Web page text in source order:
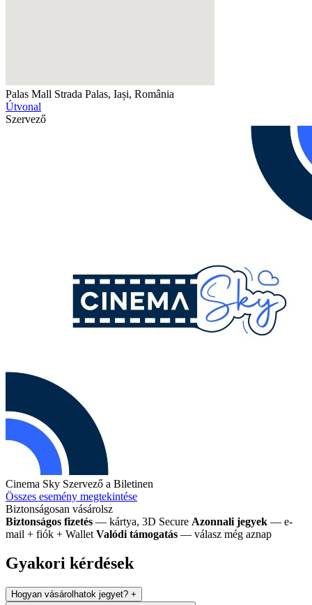
Palas Mall Strada Palas, Iași, România
Útvonal
Szervező
Cinema Sky Szervező a Biletinen
Összes esemény megtekintése
Biztonságosan vásárolsz
Biztonságos fizetés — kártya, 3D Secure Azonnali jegyek — e-
mail + fiók + Wallet Valódi támogatás — válasz még aznap
Gyakori kérdések
Hogyan vásárolhatok jegyet? +